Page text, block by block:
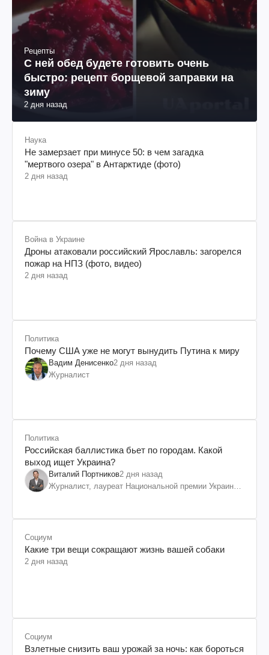
Рецепты
С ней обед будете готовить очень
быстро: рецепт борщевой заправки на
зиму
2 дня назад
Наука
Не замерзает при минусе 50: в чем загадка
"мертвого озера" в Антарктиде (фото)
2 дня назад
Война в Украине
Дроны атаковали российский Ярославль: загорелся
пожар на НПЗ (фото, видео)
2 дня назад
Политика
Почему США уже не могут вынудить Путина к миру
Вадим Денисенко2 дня назад
Журналист
Политика
Российская баллистика бьет по городам. Какой
выход ищет Украина?
Виталий Портников2 дня назад
Журналист, лауреат Национальной премии Украины
Социум
Какие три вещи сокращают жизнь вашей собаки
2 дня назад
Социум
Взлетные снизить ваш урожай за ночь: как бороться